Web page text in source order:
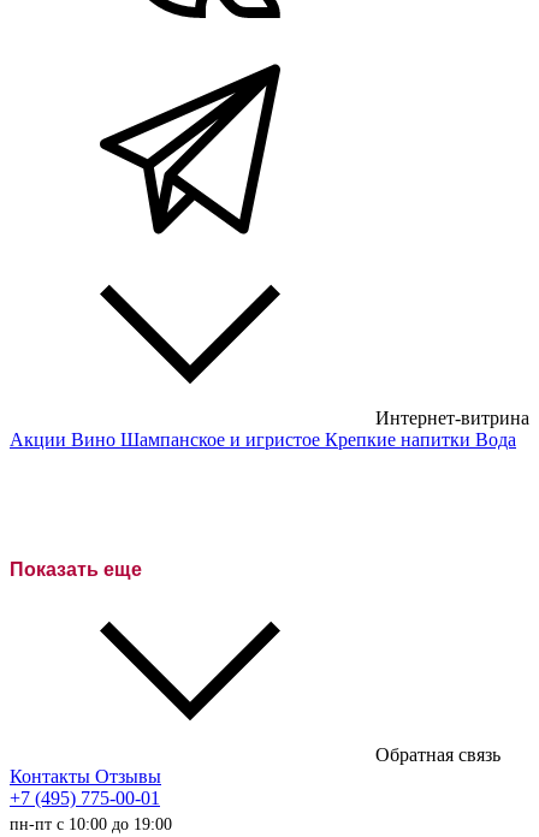
Интернет-витрина
Акции Вино Шампанское и игристое Крепкие напитки Вода
Полусухие вина
Полусладкие вина
Итальянские вина
Показать еще
Обратная связь
Контакты Отзывы
+7 (495) 775-00-01
пн-пт с 10:00 до 19:00